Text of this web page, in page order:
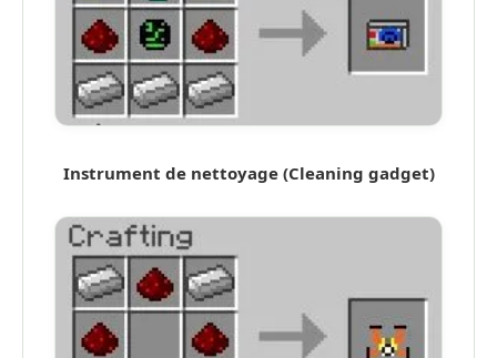
Instrument de nettoyage (Cleaning gadget)